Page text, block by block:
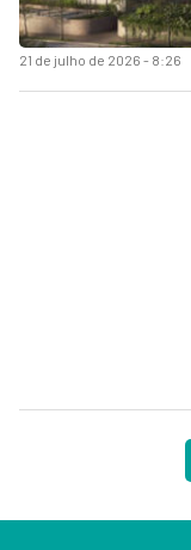
21 de julho de 2026 - 8:26